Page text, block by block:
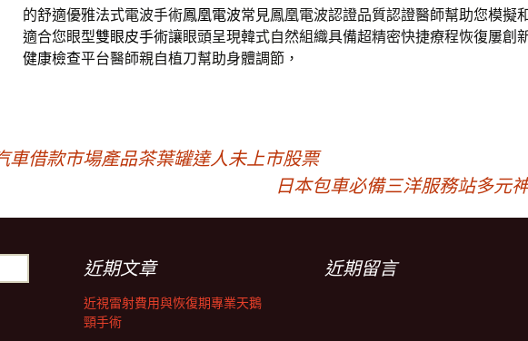
的舒適優雅法式電波手術鳳凰電波常見鳳凰電波認證品質認證醫師幫助您模擬
適合您眼型雙眼皮手術讓眼頭呈現韓式自然組織具備超精密快捷療程恢復屢創
健康檢查平台醫師親自植刀幫助身體調節，
車借款市場產品茶葉罐達人未上市股票
日本包車必備三洋服務站多元
近期文章
近視雷射費用與恢復期專業天鵝
頸手術
近期留言